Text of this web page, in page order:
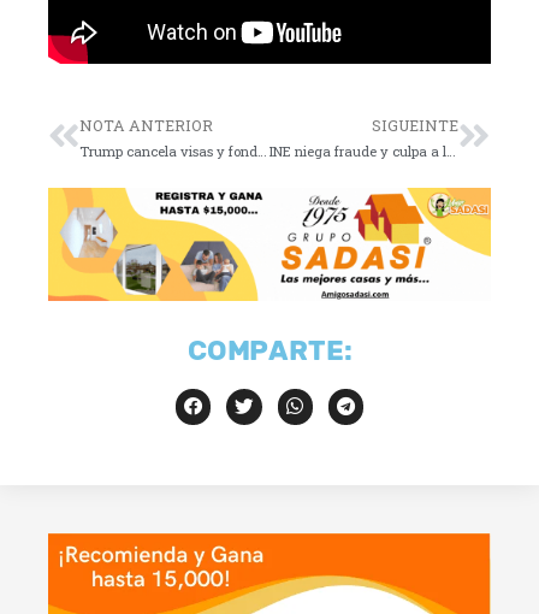
NOTA ANTERIOR SIGUEINTE
COMPARTE: